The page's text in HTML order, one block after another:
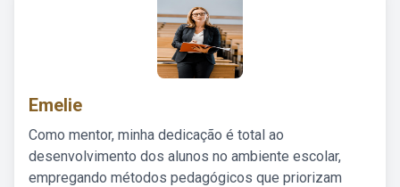
Emelie
Como mentor, minha dedicação é total ao
desenvolvimento dos alunos no ambiente escolar,
empregando métodos pedagógicos que priorizam